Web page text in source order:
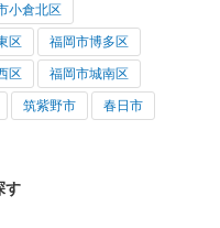
小倉北区
区 福岡市博多区
区 福岡市城南区
筑紫野市 春日市
す